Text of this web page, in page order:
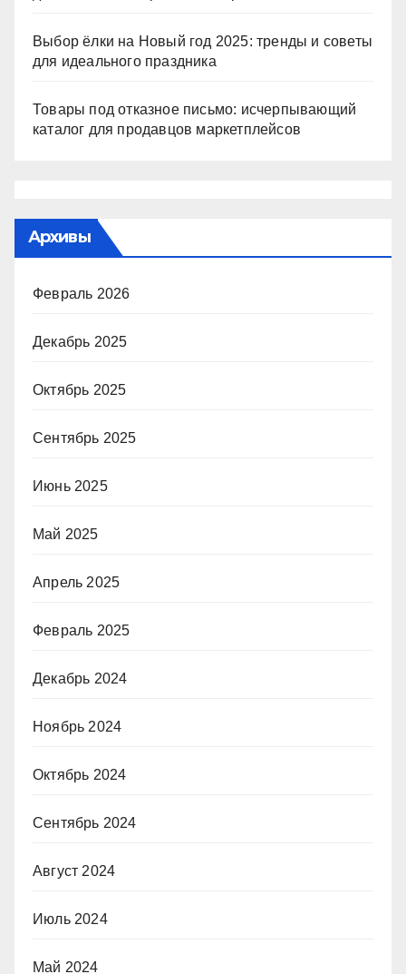
Выбор ёлки на Новый год 2025: тренды и советы
для идеального праздника
Товары под отказное письмо: исчерпывающий
каталог для продавцов маркетплейсов
Архивы
Февраль 2026
Декабрь 2025
Октябрь 2025
Сентябрь 2025
Июнь 2025
Май 2025
Апрель 2025
Февраль 2025
Декабрь 2024
Ноябрь 2024
Октябрь 2024
Сентябрь 2024
Август 2024
Июль 2024
Май 2024